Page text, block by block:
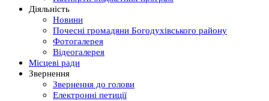
Діяльність
Новини
Почесні громадяни Богодухівського району
Фотогалерея
Відеогалерея
Місцеві ради
Звернення
Звернення до голови
Електронні петиції